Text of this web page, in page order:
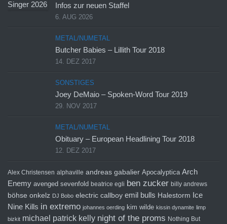
Infos zur neuen Staffel
6. AUG 2026
METAL/NUMETAL
Butcher Babies – Lillith Tour 2018
14. DEZ 2017
SONSTIGES
Joey DeMaio – Spoken-Word Tour 2019
29. NOV 2017
METAL/NUMETAL
Obituary – European Headlining Tour 2018
12. DEZ 2017
Alex Christensen alphaville andreas gabalier Apocalyptica Arch
Enemy avenged sevenfold beatrice egli ben zucker billy andrews
böhse onkelz DJ Bobo electric callboy emil bulls Halestorm Ice
Nine Kills in extremo johannes oerding kim wilde kissin dynamite limp
bizkit michael patrick kelly night of the proms Nothing But